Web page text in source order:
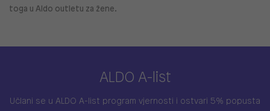
toga u Aldo outletu za žene.
ALDO A-list
Učlani se u ALDO A-list program vjernosti i ostvari 5% popusta